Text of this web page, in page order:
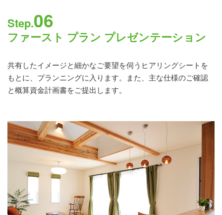
Step.06
ファースト プラン プレゼンテーション
共有したイメージと細かなご要望を伺うヒアリングシートを
もとに、プランニングに入ります。また、主な仕様のご確認
と概算資金計画書をご提出します。